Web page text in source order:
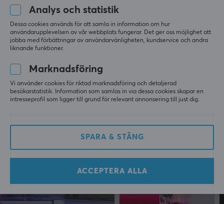
Anslutning till
Mini DisplayPort (Hane)
Formfaktor
Rund
Guld
LÄMNA RECENSION
Relevans
Frode H
Verifierad köpare
Level 5
Super Scout
Mer från vårt Community
Analys och statistik
Dessa cookies används för att samla in information om hur
användarupplevelsen av vår webbplats fungerar. Det ger oss möjlighet att
jobba med förbättringar av användarvänligheten, kundservice och andra
liknande funktioner.
Marknadsföring
Vi använder cookies för riktad marknadsföring och detaljerad
besökarstatistik. Information som samlas in via dessa cookies skapar en
intresseprofil som ligger till grund för relevant annonsering till just dig.
SPARA & STÄNG
ACCEPTERA ALLA